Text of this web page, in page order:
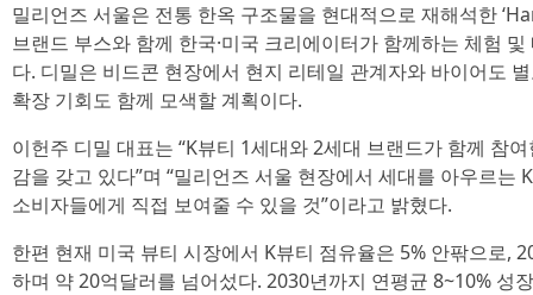
밀리언즈 서울은 전통 한옥 구조물을 현대적으로 재해석한
브랜드 부스와 함께 한국·미국 크리에이터가 함께하는 체험
다. 디밀은 비드콘 현장에서 현지 리테일 관계자와 바이어도
확장 기회도 함께 모색할 계획이다.
이헌주 디밀 대표는 “K뷰티 1세대와 2세대 브랜드가 함께 참
감을 갖고 있다”며 “밀리언즈 서울 현장에서 세대를 아우르는
소비자들에게 직접 보여줄 수 있을 것”이라고 밝혔다.
한편 현재 미국 뷰티 시장에서 K뷰티 점유율은 5% 안팎으로,
하며 약 20억달러를 넘어섰다. 2030년까지 연평균 8~10% 성